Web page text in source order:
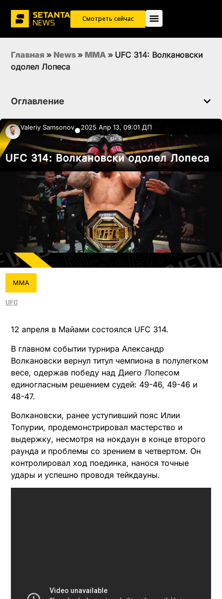
Смотреть сейчас
Главная » News » MMA » UFC 314: Волкановски
одолел Лопеса
Оглавление
Valeriy Samsonov●2025 Апр 13, 09:01 ДП
UFC 314: Волкановски одолел Лопеса
MMA
UFC
12 апреля в Майами состоялся UFC 314.
В главном событии турнира Александр
Волкановски вернул титул чемпиона в полулегком
весе, одержав победу над Диего Лопесом
единогласным решением судей: 49-46, 49-46 и
48-47.​
Волкановски, ранее уступивший пояс Илии
Топурии, продемонстрировал мастерство и
выдержку, несмотря на нокдаун в конце второго
раунда и проблемы со зрением в четвертом. Он
контролировал ход поединка, нанося точные
удары и успешно проводя тейкдауны.